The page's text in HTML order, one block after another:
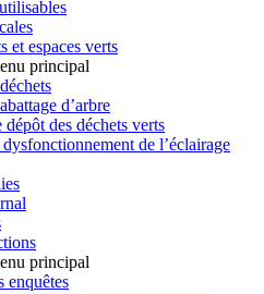
et espaces verts
principal
d’arbre
dépôt des déchets verts
de l’éclairage
principal
enquêtes